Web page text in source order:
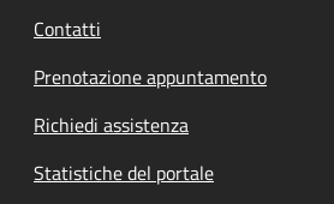
Contatti
Prenotazione appuntamento
Richiedi assistenza
Statistiche del portale